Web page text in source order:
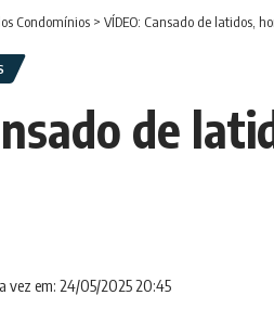
Condomínios > VÍDEO: Cansado de latidos,
de
vez em: 24/05/2025 20:45